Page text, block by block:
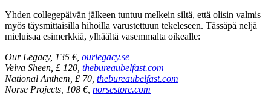
Yhden collegepäivän jälkeen tuntuu melkein siltä, että olisin valmis
myös täysmittaisilla hihoilla varustettuun tekeleseen. Tässäpä neljä
mieluisaa esimerkkiä, ylhäältä vasemmalta oikealle:
Our Legacy, 135 €, ourlegacy.se
Velva Sheen, £ 120, thebureaubelfast.com
National Anthem, £ 70, thebureaubelfast.com
Norse Projects, 108 €, norsestore.com